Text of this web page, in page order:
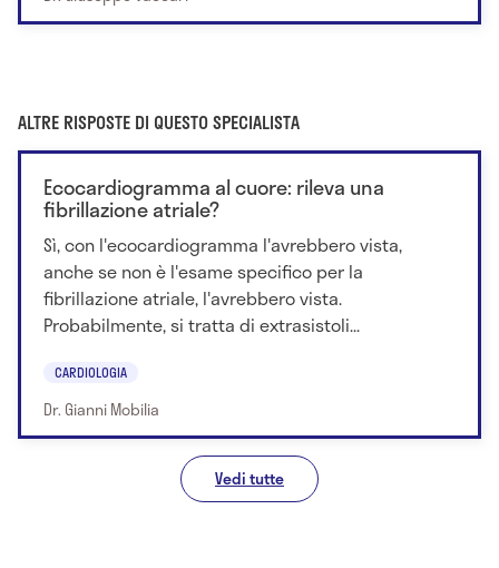
ALTRE RISPOSTE DI QUESTO SPECIALISTA
Ecocardiogramma al cuore: rileva una
fibrillazione atriale?
Sì, con l'ecocardiogramma l'avrebbero vista,
anche se non è l'esame specifico per la
fibrillazione atriale, l'avrebbero vista.
Probabilmente, si tratta di extrasistoli...
CARDIOLOGIA
Dr. Gianni Mobilia
Vedi tutte